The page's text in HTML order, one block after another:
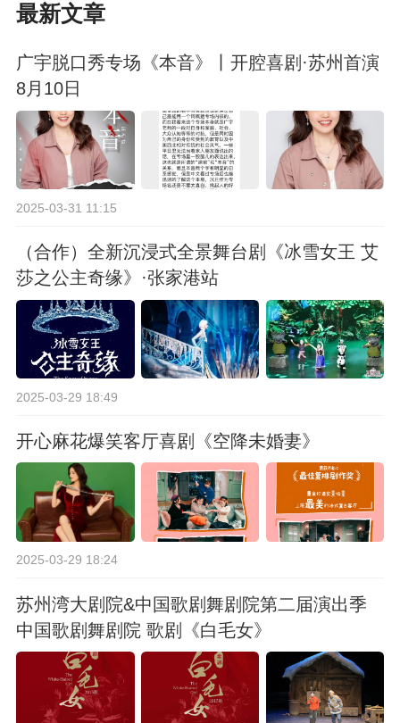
最新文章
广宇脱口秀专场《本音》丨开腔喜剧·苏州首演
8月10日
2025-03-31 11:15
（合作）全新沉浸式全景舞台剧《冰雪女王 艾
莎之公主奇缘》·张家港站
2025-03-29 18:49
开心麻花爆笑客厅喜剧《空降未婚妻》
2025-03-29 18:24
苏州湾大剧院&中国歌剧舞剧院第二届演出季
中国歌剧舞剧院 歌剧《白毛女》